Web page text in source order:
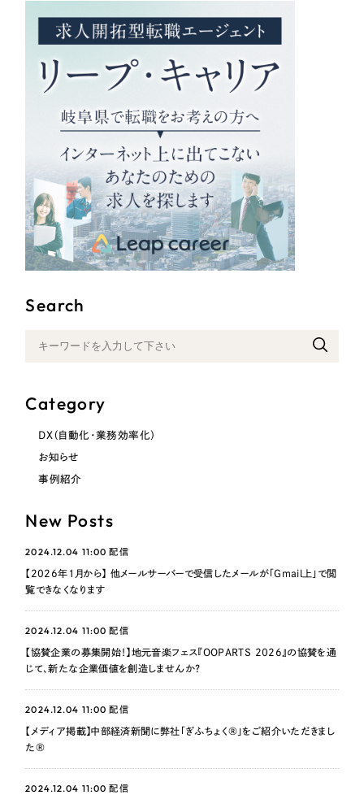
Search
Category
DX（自動化・業務効率化）
お知らせ
事例紹介
New Posts
2024.12.04 11:00配信
【2026年1月から】 他メールサーバーで受信したメールが「Gmail上」で閲
覧できなくなります
2024.12.04 11:00配信
【協賛企業の募集開始！】地元音楽フェス『OOPARTS 2026』の協賛を通
じて、新たな企業価値を創造しませんか？
2024.12.04 11:00配信
【メディア掲載】中部経済新聞に弊社「ぎふちょく®」をご紹介いただきまし
た®
2024.12.04 11:00配信